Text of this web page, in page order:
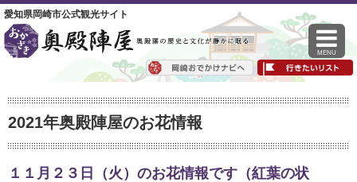
愛知県岡崎市公式観光サイト
MENU
2021年奥殿陣屋のお花情報
１１月２３日（火）のお花情報です（紅葉の状